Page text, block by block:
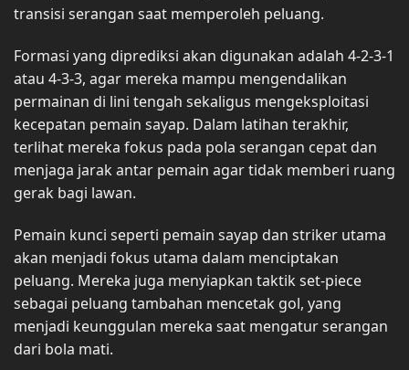
transisi serangan saat memperoleh peluang.
Formasi yang diprediksi akan digunakan adalah 4-2-3-1
atau 4-3-3, agar mereka mampu mengendalikan
permainan di lini tengah sekaligus mengeksploitasi
kecepatan pemain sayap. Dalam latihan terakhir,
terlihat mereka fokus pada pola serangan cepat dan
menjaga jarak antar pemain agar tidak memberi ruang
gerak bagi lawan.
Pemain kunci seperti pemain sayap dan striker utama
akan menjadi fokus utama dalam menciptakan
peluang. Mereka juga menyiapkan taktik set-piece
sebagai peluang tambahan mencetak gol, yang
menjadi keunggulan mereka saat mengatur serangan
dari bola mati.